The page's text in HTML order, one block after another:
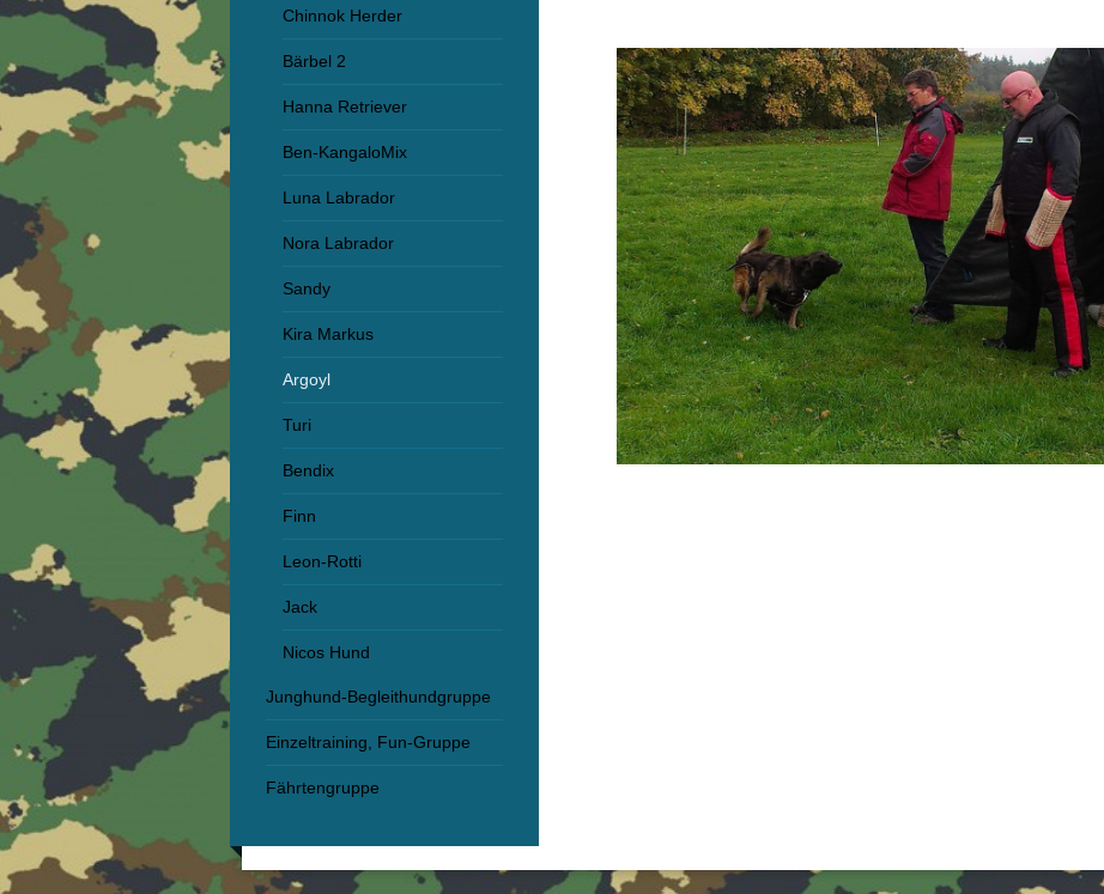
Chinnok Herder
Bärbel 2
Hanna Retriever
Ben-KangaloMix
Luna Labrador
Nora Labrador
Sandy
Kira Markus
Argoyl
Turi
Bendix
Finn
Leon-Rotti
Jack
Nicos Hund
Junghund-Begleithundgruppe
Einzeltraining, Fun-Gruppe
Fährtengruppe